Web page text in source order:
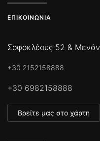
ΕΠΙΚΟΙΝΩΝΊΑ
Σοφοκλέους 52 &
+30 2152158888
+30 6982158888
Βρείτε μας στο χάρτη